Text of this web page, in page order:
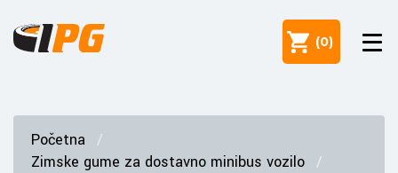
(0)
Početna
Zimske gume za dostavno minibus vozilo